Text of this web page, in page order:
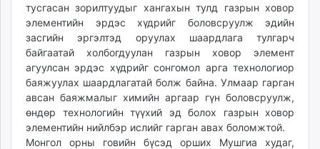
mass.mn
unegui.mn
assa.mn
toim.mn
tac.mn
paparazzi.mn
unread.today
тусгасан зорилтуудыг хангахын тулд газрын ховор
элементийн эрдэс хүдрийг боловсруулж эдийн
засгийн эргэлтэд оруулах шаардлага тулгарч
байгаатай холбогдуулан газрын ховор элемент
агуулсан эрдэс хүдрийг сонгомол арга технологиор
баяжуулах шаардлагатай болж байна. Улмаар гарган
авсан баяжмалыг химийн аргаар гүн боловсруулж,
өндөр технологийн түүхий эд болох газрын ховор
элементийн нийлбэр ислийг гарган авах боломжтой.
Монгол орны говийн бүсэд орших Мушгиа худаг,